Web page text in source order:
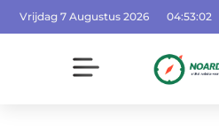
Vrijdag 7 Augustus 2026 04:53:02